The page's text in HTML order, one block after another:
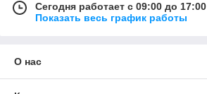
Сегодня работает с 09:00 до 17:00
Показать весь график работы
О нас